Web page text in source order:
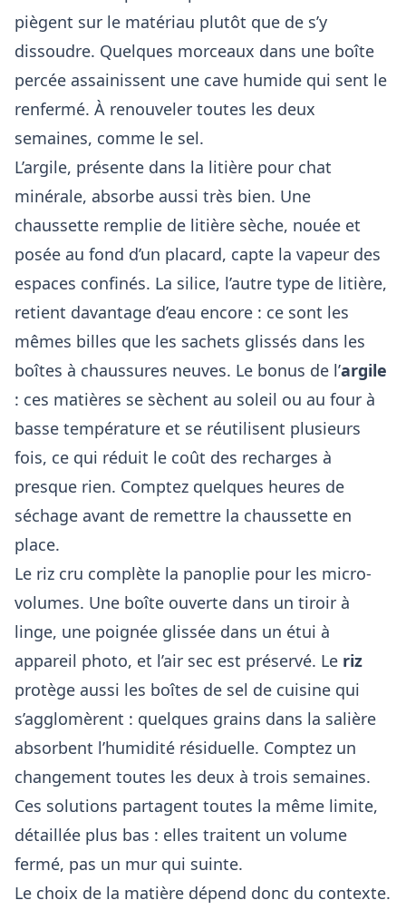
piègent sur le matériau plutôt que de s’y
dissoudre. Quelques morceaux dans une boîte
percée assainissent une cave humide qui sent le
renfermé. À renouveler toutes les deux
semaines, comme le sel.
L’argile, présente dans la litière pour chat
minérale, absorbe aussi très bien. Une
chaussette remplie de litière sèche, nouée et
posée au fond d’un placard, capte la vapeur des
espaces confinés. La silice, l’autre type de litière,
retient davantage d’eau encore : ce sont les
mêmes billes que les sachets glissés dans les
boîtes à chaussures neuves. Le bonus de l’argile
: ces matières se sèchent au soleil ou au four à
basse température et se réutilisent plusieurs
fois, ce qui réduit le coût des recharges à
presque rien. Comptez quelques heures de
séchage avant de remettre la chaussette en
place.
Le riz cru complète la panoplie pour les micro-
volumes. Une boîte ouverte dans un tiroir à
linge, une poignée glissée dans un étui à
appareil photo, et l’air sec est préservé. Le riz
protège aussi les boîtes de sel de cuisine qui
s’agglomèrent : quelques grains dans la salière
absorbent l’humidité résiduelle. Comptez un
changement toutes les deux à trois semaines.
Ces solutions partagent toutes la même limite,
détaillée plus bas : elles traitent un volume
fermé, pas un mur qui suinte.
Le choix de la matière dépend donc du contexte.